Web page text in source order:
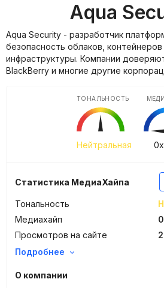
Aqua
Aqua Security - разработчик
безопасность облаков,
инфраструктуры. Компании
BlackBerry и многие другие
Нейтральная
ТОНАЛЬНОСТЬ
0
Статистика МедиаХайпа
Тональность
Медиахайп
Просмотров на сайте
Подробнее
О компании